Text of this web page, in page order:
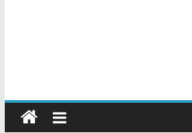
Chatarreros